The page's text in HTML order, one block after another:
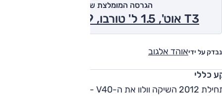
נבדק על ידיאוהד אלגוב
הגרסה המומלצת של אוטו
T3 אוט', 1.5 ל' טורבו, Kinetic 2019
כללי
בתחילת 2012 השיקה וולוו את ה-V40 - מכונית האצ'בק יוקרתית,